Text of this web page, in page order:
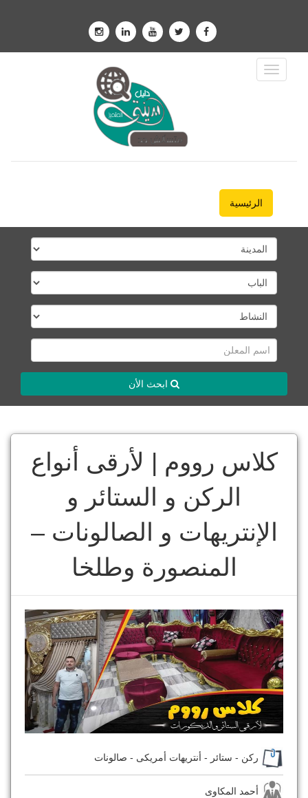
Toggle
Navigation
الرئيسية
ابحث الأن
كلاس رووم | لأرقى أنواع
الركن و الستائر و
الإنتريهات و الصالونات –
المنصورة وطلخا
ركن - ستائر - أنتريهات أمريكى - صالونات
أحمد المكاوى